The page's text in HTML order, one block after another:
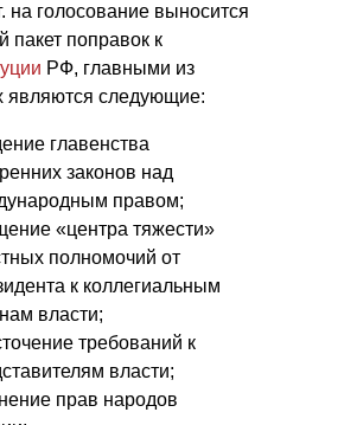
на голосование выносится
пакет поправок к
РФ, главными из
являются следующие:
главенства
законов над
правом;
«центра тяжести»
полномочий от
к коллегиальным
власти;
требований к
власти;
прав народов